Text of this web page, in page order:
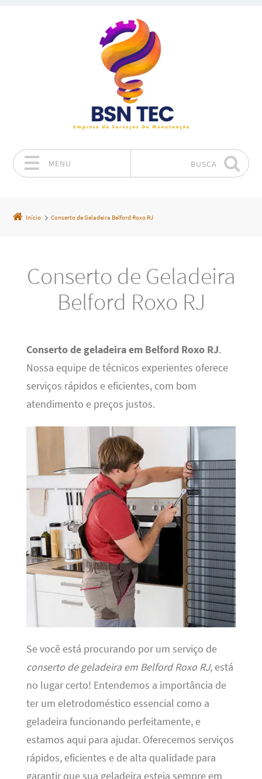
MENU BUSCA
Início Conserto de Geladeira Belford Roxo RJ
Conserto de Geladeira
Belford Roxo RJ
Conserto de geladeira em Belford Roxo RJ.
Nossa equipe de técnicos experientes oferece
serviços rápidos e eficientes, com bom
atendimento e preços justos.
Se você está procurando por um serviço de
conserto de geladeira em Belford Roxo RJ, está
no lugar certo! Entendemos a importância de
ter um eletrodoméstico essencial como a
geladeira funcionando perfeitamente, e
estamos aqui para ajudar. Oferecemos serviços
rápidos, eficientes e de alta qualidade para
garantir que sua geladeira esteja sempre em